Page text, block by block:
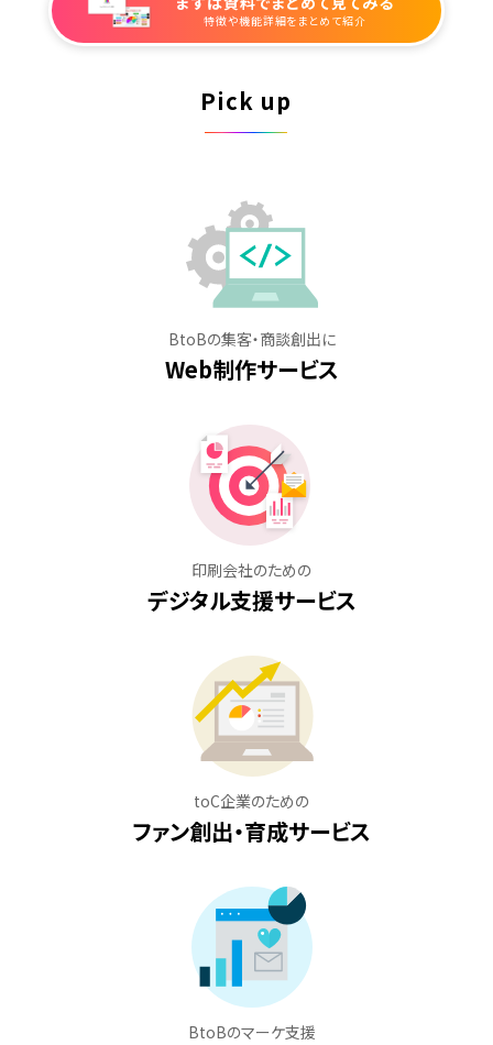
特徴や機能詳細をまとめて紹介
Pick up
BtoBの集客・商談創出に
Web制作サービス
印刷会社のための
デジタル支援サービス
toC企業のための
ファン創出・育成サービス
BtoBのマーケ支援